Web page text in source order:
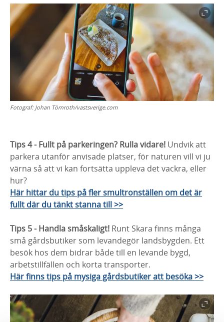
Fotograf: Johan Törnroth/vastsverige.com
Tips 4 - Fullt på parkeringen? Rulla vidare! Undvik att
parkera utanför anvisade platser, för naturen vill vi ju
värna så att vi kan fortsätta uppleva det vackra, eller
hur?
Här hittar du tips på fler smultronställen om det är
fullt där du tänkt stanna till >>
Tips 5 - Handla småskaligt! Runt Skara finns många
små gårdsbutiker som levandegör landsbygden. Ett
besök hos dem bidrar både till en levande bygd,
arbetstillfällen och korta transporter.
Här finns tips på mysiga gårdsbutiker att besöka >>